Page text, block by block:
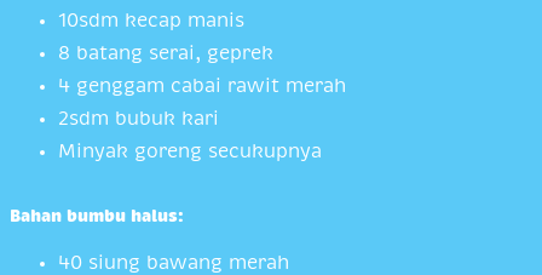
10sdm kecap manis
8 batang serai, geprek
4 genggam cabai rawit merah
2sdm bubuk kari
Minyak goreng secukupnya
Bahan bumbu halus:
40 siung bawang merah